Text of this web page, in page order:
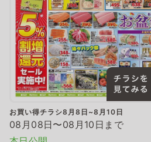
お買い得チラシ8月8日~8月10日
08月08日〜08月10日まで